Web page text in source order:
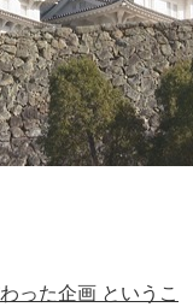
った企画 というこ